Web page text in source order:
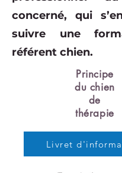
concerné, qui
suivre une
référent chien.
Principe
du chien
de
thérapie
Livret